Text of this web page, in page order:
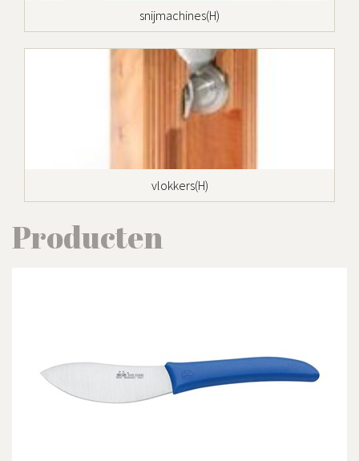
snijmachines(H)
vlokkers(H)
Producten